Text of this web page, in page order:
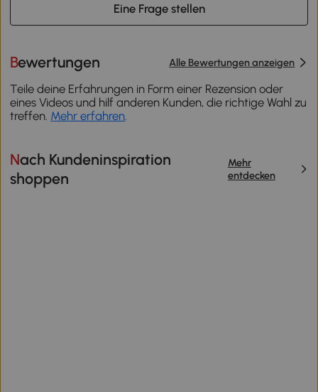
Eine Frage stellen
Bewertungen Alle Bewertungen anzeigen
Teile deine Erfahrungen in Form einer Rezension oder
eines Videos und hilf anderen Kunden, die richtige Wahl zu
treffen. Mehr erfahren
Nach Kundeninspiration
shoppen
Mehr
entdecken